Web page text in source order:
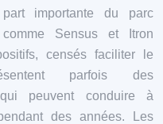
part importante du parc
Sensus et Itron
censés faciliter le
parfois des
qui peuvent conduire à
des années. Les